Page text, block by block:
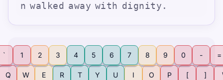
n wal ked away wit h dignity .
` 1 2 3 4 5 6 7 8 9 0 - =
Q W E R T Y U I O P [ ]